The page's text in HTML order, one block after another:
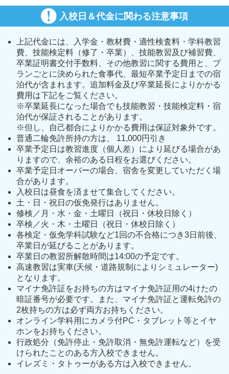
入校日＆代金に関わる注意事項
上記代金には、入学金・教材費・適性検査料・学科教習
費、技能検定料（修了・卒業）、技能教習及び補習費、
卒業証明書交付手数料、その他教習に関する費用と、プ
ランごとに決められた食事代、最短卒業予定日までの宿
泊代が含まれます。追加料金及び卒業延長によりかかる
費用は下記をご覧ください。
※卒業延長になった場合でも技能教習・技能検定料・宿
泊代が保証されることがあります。
※但し、自己都合によりかかる費用は保証対象外です。
普通二輪免許所持の方は、 11,000円引き
卒業予定日は教習進度（個人差）により延びる場合があ
りますので、余裕のある日程をお選びください。
卒業予定日オーバーの場合、宿舎を変更していただく場
合があります。
入校日は昼食を済ませて集合してください。
土・日・祝日の仮免発行はありません。
修検／月・水・金・土曜日（祝日・休校日除く）
卒検／火・木・土曜日（祝日・休校日除く）
各検定・仮免学科試験など1回の不合格につき3日前後、
卒業日が延びることがあります。
卒業日の教習所解散時間は14:00の予定です。
高速教習は実車(天候・道路規制によりシミュレーター)
となります。
マイナ免許証をお持ちの方はマイナ免許証用の4けたの
暗証番号が必要です。また、マイナ免許証と運転免許の
2枚持ちの方は必ず両方お持ちください。
オンライン学科用にカメラ付PC・タブレット等とイヤ
ホンをお持ちください。
行政処分（免許停止・免許取消・無免許運転など）を受
けられたことのある方入校できません。
イレズミ・タトゥーがある方は入校できません。